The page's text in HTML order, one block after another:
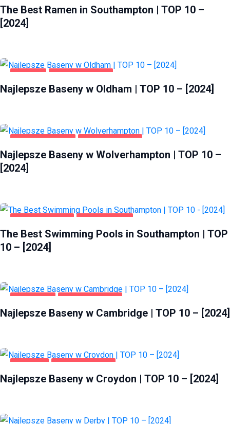
The Best Ramen in Southampton | TOP 10 –
[2024]
OLDHAM ZDROWIE I URODA
Najlepsze Baseny w Oldham | TOP 10 – [2024]
WOLVERHAMPTON ZDROWIE I URODA
Najlepsze Baseny w Wolverhampton | TOP 10 –
[2024]
HEALTH & BEAUTY SOUTHAMPTON
The Best Swimming Pools in Southampton | TOP
10 – [2024]
CAMBRIDGE ZDROWIE I URODA
Najlepsze Baseny w Cambridge | TOP 10 – [2024]
CROYDON ZDROWIE I URODA
Najlepsze Baseny w Croydon | TOP 10 – [2024]